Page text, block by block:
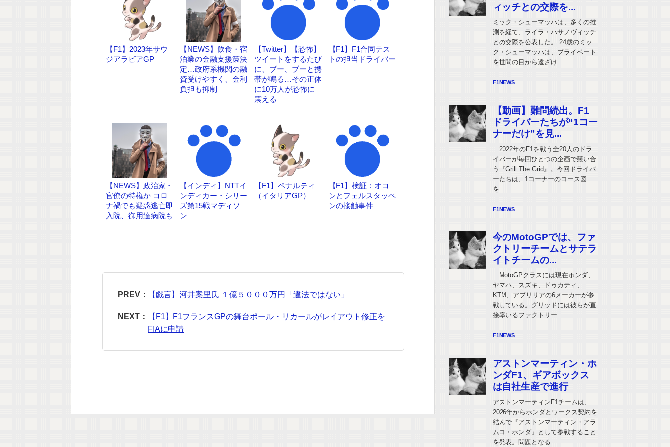
【F1】2023年サウ
ジアラビアGP
【NEWS】飲食・宿
泊業の金融支援策決
定…政府系機関の融
資受けやすく、金利
負担も抑制
【Twitter】【恐怖】
ツイートをするたび
に、ブー、ブーと携
帯が鳴る…その正体
に10万人が恐怖に
震える
【F1】F1合同テス
トの担当ドライバー
【NEWS】政治家・
官僚の特権か コロ
ナ禍でも疑惑逃亡即
入院、御用達病院も
【インディ】NTTイ
ンディカー・シリー
ズ第15戦マディソ
ン
【F1】ペナルティ
（イタリアGP）
【F1】検証：オコ
ンとフェルスタッペ
ンの接触事件
PREV： 【戯言】河井案里氏 １億５０００万円「違法ではない」
NEXT：
【F1】F1フランスGPの舞台ポール・リカールがレイアウト修正を
FIAに申請